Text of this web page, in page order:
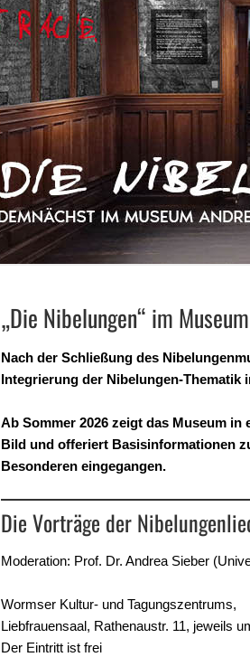
„Die Nibelungen“ im
Nach der Schließung des
Integrierung der Nibelungen-
Ab Sommer 2026 zeigt das Museum
Bild und offeriert Basisinformationen
Besonderen eingegangen.
Die Vorträge der
Moderation: Prof. Dr. Andrea Sieber
Wormser Kultur- und Tagungszentrums,
Liebfrauensaal, Rathenaustr. 11, jeweils
Der Eintritt ist frei